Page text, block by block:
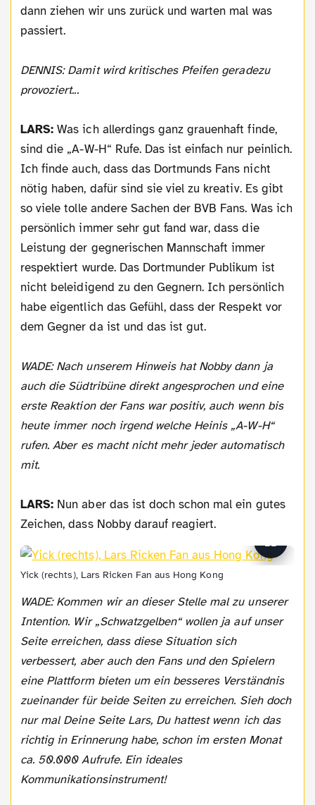
dann ziehen wir uns zurück und warten mal was
passiert.
DENNIS: Damit wird kritisches Pfeifen geradezu
provoziert...
LARS:Was ich allerdings ganz grauenhaft finde,
sind die „A-W-H“ Rufe. Das ist einfach nur peinlich.
Ich finde auch, dass das Dortmunds Fans nicht
nötig haben, dafür sind sie viel zu kreativ. Es gibt
so viele tolle andere Sachen der BVB Fans. Was ich
persönlich immer sehr gut fand war, dass die
Leistung der gegnerischen Mannschaft immer
respektiert wurde. Das Dortmunder Publikum ist
nicht beleidigend zu den Gegnern. Ich persönlich
habe eigentlich das Gefühl, dass der Respekt vor
dem Gegner da ist und das ist gut.
WADE: Nach unserem Hinweis hat Nobby dann ja
auch die Südtribüne direkt angesprochen und eine
erste Reaktion der Fans war positiv, auch wenn bis
heute immer noch irgend welche Heinis „A-W-H“
rufen. Aber es macht nicht mehr jeder automatisch
mit.
LARS: Nun aber das ist doch schon mal ein gutes
Zeichen, dass Nobby darauf reagiert.
Yick (rechts), Lars Ricken Fan aus Hong Kong
WADE: Kommen wir an dieser Stelle mal zu unserer
Intention. Wir „Schwatzgelben“ wollen ja auf unser
Seite erreichen, dass diese Situation sich
verbessert, aber auch den Fans und den Spielern
eine Plattform bieten um ein besseres Verständnis
zueinander für beide Seiten zu erreichen. Sieh doch
nur mal Deine Seite Lars, Du hattest wenn ich das
richtig in Erinnerung habe, schon im ersten Monat
ca. 50.000 Aufrufe. Ein ideales
Kommunikationsinstrument!